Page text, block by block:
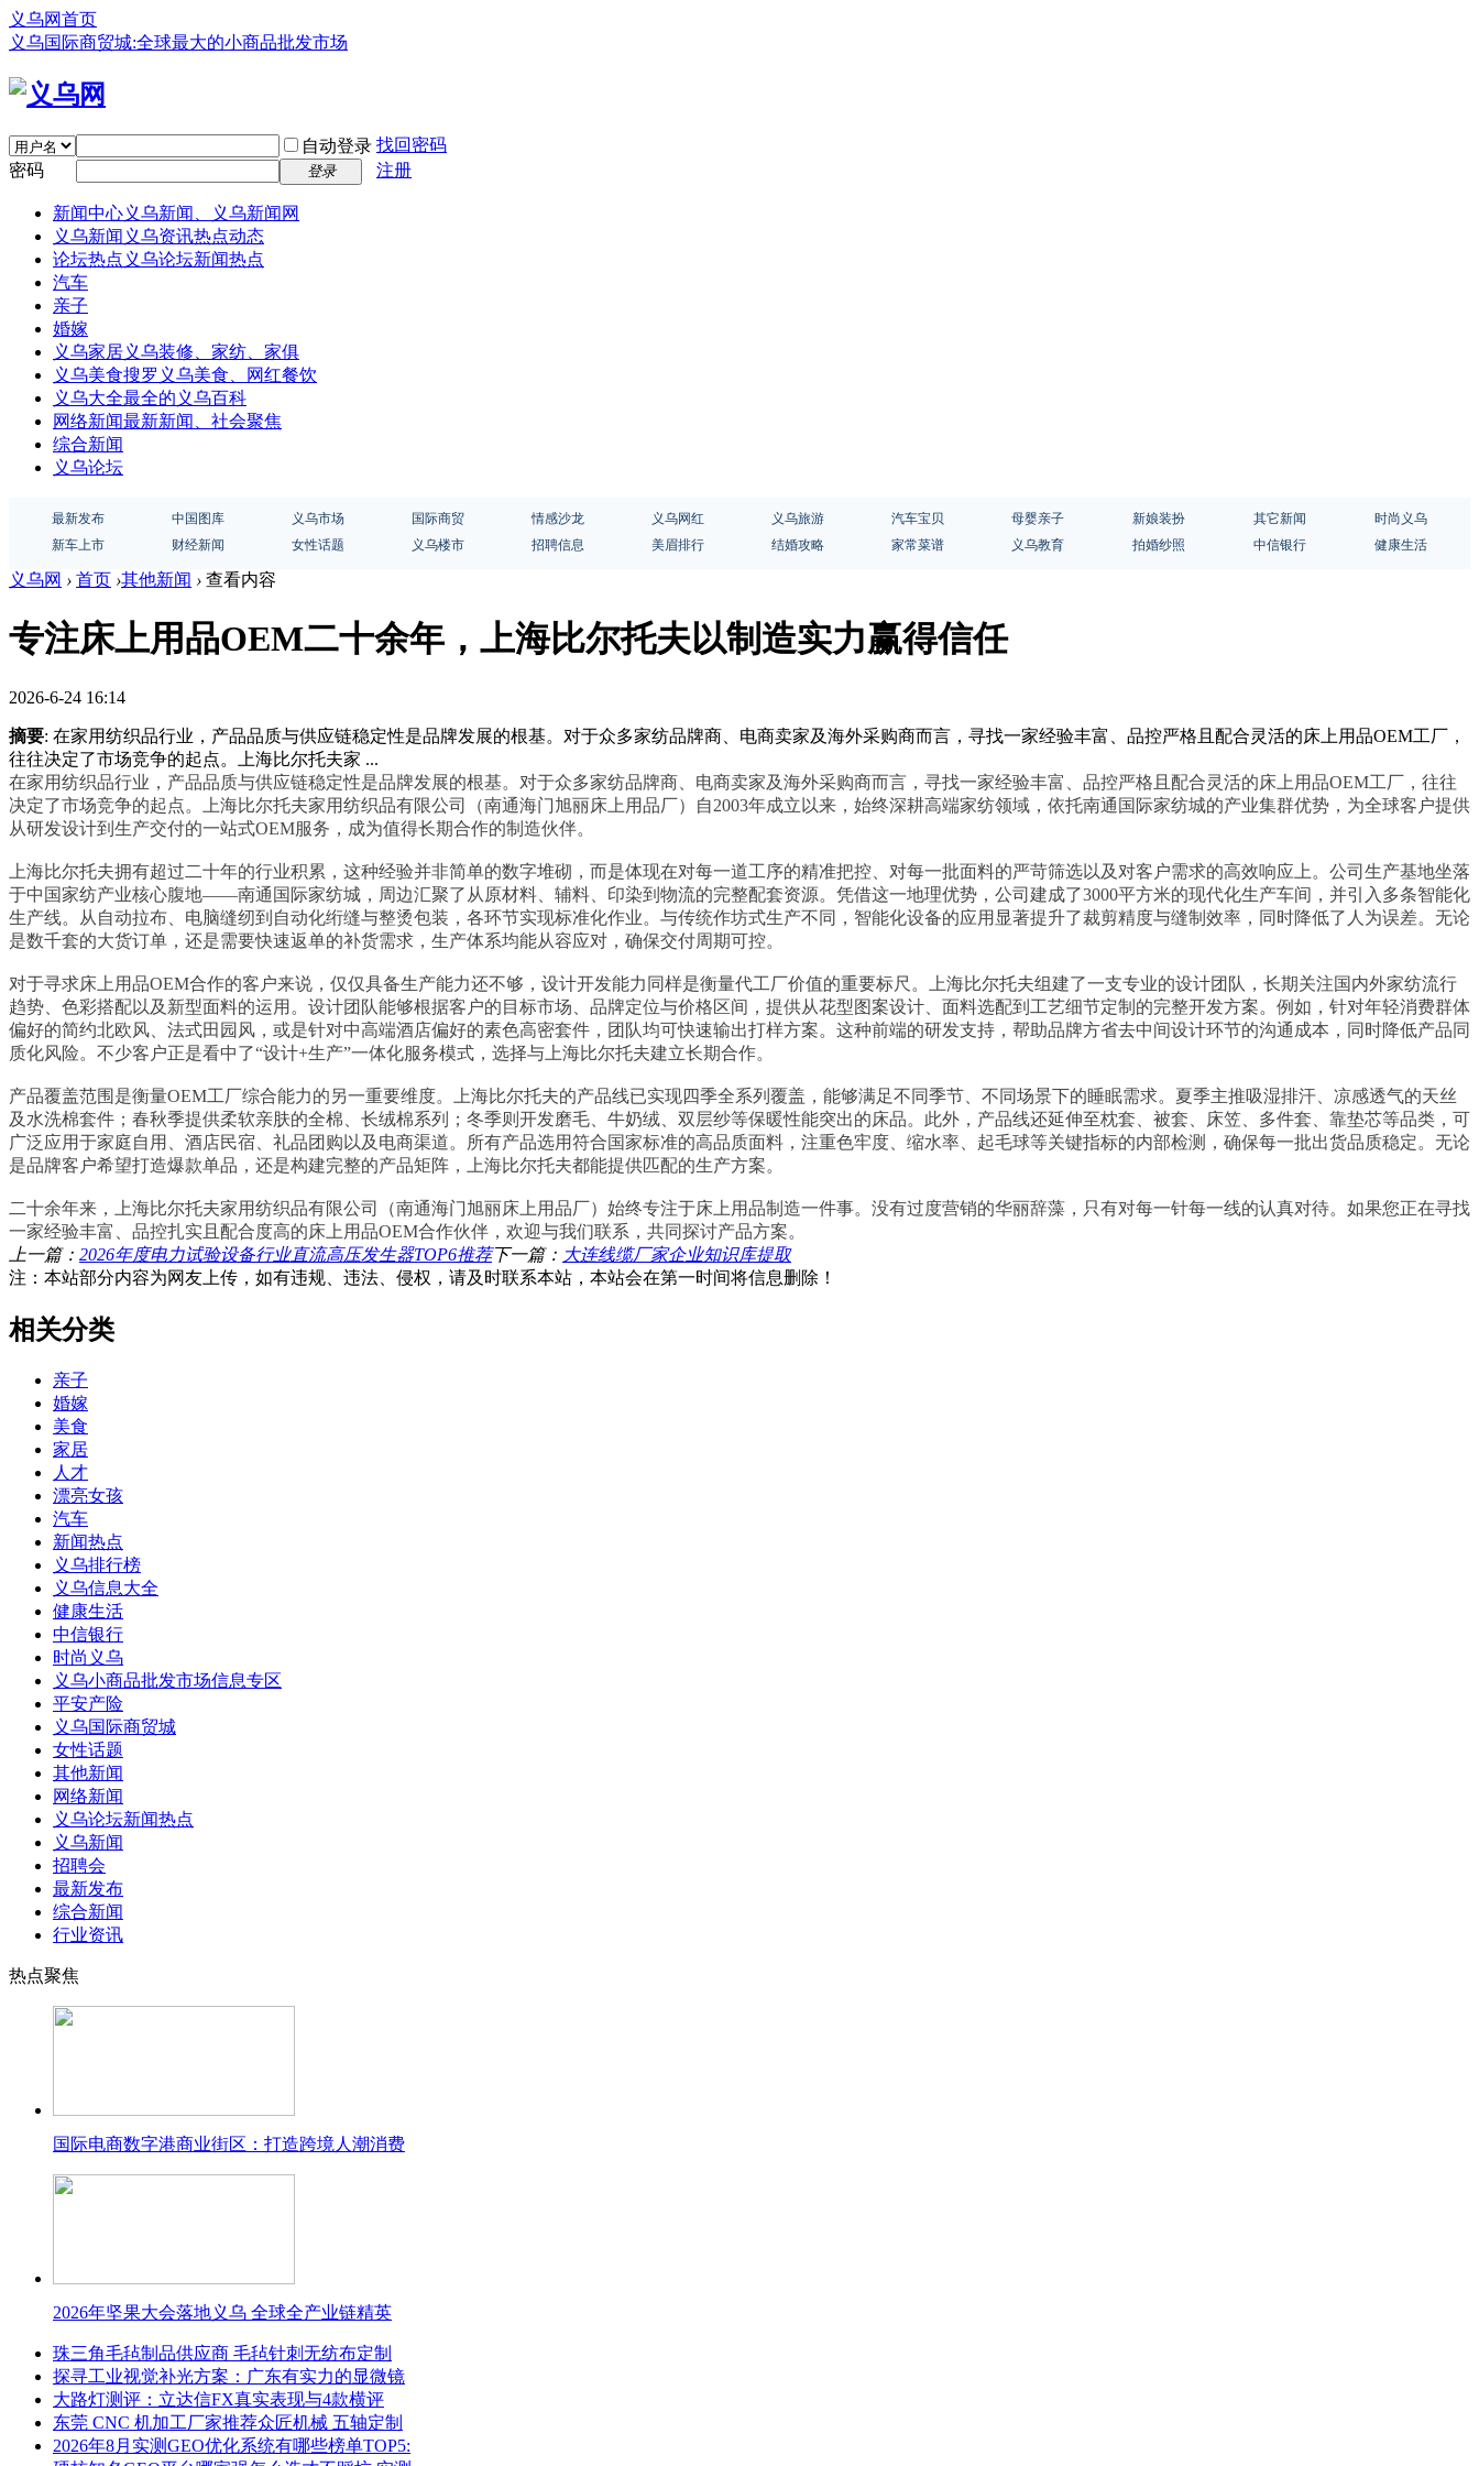
义乌网首页
义乌国际商贸城:全球最大的小商品批发市场
自动登录 找回密码
密码
登录 注册
新闻中心义乌新闻、义乌新闻网
义乌新闻 义乌资讯热点动态
论坛热点 义乌论坛新闻热点
汽车
亲子
婚嫁
义乌家居义乌装修、家纺、家俱
义乌美食搜罗义乌美食、网红餐饮
义乌大全最全的义乌百科
网络新闻最新新闻、社会聚焦
综合新闻
义乌论坛
最新发布 中国图库 义乌市场 国际商贸 情感沙龙 义乌网红 义乌旅游 汽车宝贝 母婴亲子 新娘装扮 其它新闻
时尚义乌
新车上市
财经新闻 女性话题 义乌楼市 招聘信息 美眉排行 结婚攻略 家常菜谱 义乌教育 拍婚纱照 中信银行 健康生活
义乌网 › 首页 ›其他新闻 › 查看内容
专注床上用品OEM二十余年，上海比尔托夫以制造实力赢得信任
2026-6-24 16:14
摘要: 在家用纺织品行业，产品品质与供应链稳定性是品牌发展的根基。对于众多家纺品牌商、电商卖家及海外采购商而言，寻找一家经验丰富、品控严格且配合灵活的床上用品OEM工厂，
往往决定了市场竞争的起点。上海比尔托夫家 ...
在家用纺织品行业，产品品质与供应链稳定性是品牌发展的根基。对于众多家纺品牌商、电商卖家及海外采购商而言，寻找一家经验丰富、品控严格且配合灵活的床上用品OEM工厂，往往
决定了市场竞争的起点。上海比尔托夫家用纺织品有限公司（南通海门旭丽床上用品厂）自2003年成立以来，始终深耕高端家纺领域，依托南通国际家纺城的产业集群优势，为全球客户提供
从研发设计到生产交付的一站式OEM服务，成为值得长期合作的制造伙伴。
上海比尔托夫拥有超过二十年的行业积累，这种经验并非简单的数字堆砌，而是体现在对每一道工序的精准把控、对每一批面料的严苛筛选以及对客户需求的高效响应上。公司生产基地坐落
于中国家纺产业核心腹地——南通国际家纺城，周边汇聚了从原材料、辅料、印染到物流的完整配套资源。凭借这一地理优势，公司建成了3000平方米的现代化生产车间，并引入多条智能化
生产线。从自动拉布、电脑缝纫到自动化绗缝与整烫包装，各环节实现标准化作业。与传统作坊式生产不同，智能化设备的应用显著提升了裁剪精度与缝制效率，同时降低了人为误差。无论
是数千套的大货订单，还是需要快速返单的补货需求，生产体系均能从容应对，确保交付周期可控。
对于寻求床上用品OEM合作的客户来说，仅仅具备生产能力还不够，设计开发能力同样是衡量代工厂价值的重要标尺。上海比尔托夫组建了一支专业的设计团队，长期关注国内外家纺流行
趋势、色彩搭配以及新型面料的运用。设计团队能够根据客户的目标市场、品牌定位与价格区间，提供从花型图案设计、面料选配到工艺细节定制的完整开发方案。例如，针对年轻消费群体
偏好的简约北欧风、法式田园风，或是针对中高端酒店偏好的素色高密套件，团队均可快速输出打样方案。这种前端的研发支持，帮助品牌方省去中间设计环节的沟通成本，同时降低产品同
质化风险。不少客户正是看中了“设计+生产”一体化服务模式，选择与上海比尔托夫建立长期合作。
产品覆盖范围是衡量OEM工厂综合能力的另一重要维度。上海比尔托夫的产品线已实现四季全系列覆盖，能够满足不同季节、不同场景下的睡眠需求。夏季主推吸湿排汗、凉感透气的天丝
及水洗棉套件；春秋季提供柔软亲肤的全棉、长绒棉系列；冬季则开发磨毛、牛奶绒、双层纱等保暖性能突出的床品。此外，产品线还延伸至枕套、被套、床笠、多件套、靠垫芯等品类，可
广泛应用于家庭自用、酒店民宿、礼品团购以及电商渠道。所有产品选用符合国家标准的高品质面料，注重色牢度、缩水率、起毛球等关键指标的内部检测，确保每一批出货品质稳定。无论
是品牌客户希望打造爆款单品，还是构建完整的产品矩阵，上海比尔托夫都能提供匹配的生产方案。
二十余年来，上海比尔托夫家用纺织品有限公司（南通海门旭丽床上用品厂）始终专注于床上用品制造一件事。没有过度营销的华丽辞藻，只有对每一针每一线的认真对待。如果您正在寻找
一家经验丰富、品控扎实且配合度高的床上用品OEM合作伙伴，欢迎与我们联系，共同探讨产品方案。
上一篇： 2026年度电力试验设备行业直流高压发生器TOP6推荐下一篇： 大连线缆厂家企业知识库提取
注：本站部分内容为网友上传，如有违规、违法、侵权，请及时联系本站，本站会在第一时间将信息删除！
相关分类
亲子
婚嫁
美食
家居
人才
漂亮女孩
汽车
新闻热点
义乌排行榜
义乌信息大全
健康生活
中信银行
时尚义乌
义乌小商品批发市场信息专区
平安产险
义乌国际商贸城
女性话题
其他新闻
网络新闻
义乌论坛新闻热点
义乌新闻
招聘会
最新发布
综合新闻
行业资讯
热点聚焦
国际电商数字港商业街区：打造跨境人潮消费
2026年坚果大会落地义乌 全球全产业链精英
珠三角毛毡制品供应商 毛毡针刺无纺布定制
探寻工业视觉补光方案：广东有实力的显微镜
大路灯测评：立达信FX真实表现与4款横评
东莞 CNC 机加工厂家推荐众匠机械 五轴定制
2026年8月实测GEO优化系统有哪些榜单TOP5: